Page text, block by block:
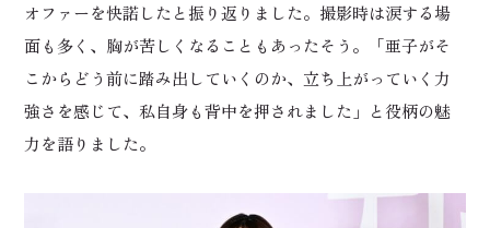
オファーを快諾したと振り返りました。撮影時は涙する場
面も多く、胸が苦しくなることもあったそう。「亜子がそ
こからどう前に踏み出していくのか、立ち上がっていく力
強さを感じて、私自身も背中を押されました」と役柄の魅
力を語りました。